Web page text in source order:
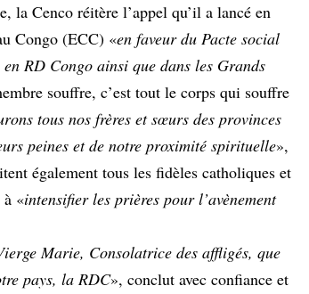
la Cenco réitère l’appel qu’il a lancé en
Congo (ECC) «en faveur du Pacte social
RD Congo ainsi que dans les Grands
souffre, c’est tout le corps qui souffre
tous nos frères et sœurs des provinces
peines et de notre proximité spirituelle»,
également tous les fidèles catholiques et
à «intensifier les prières pour l’avènement
Marie, Consolatrice des affligés, que
pays, la RDC», conclut avec confiance et